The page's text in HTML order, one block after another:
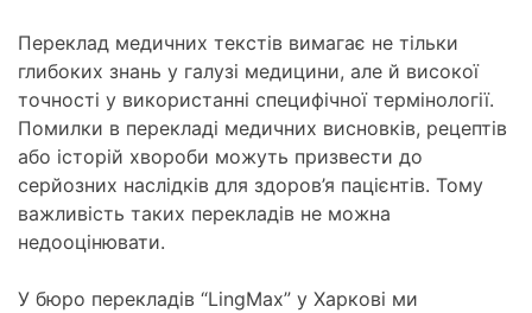
Переклад медичних текстів вимагає не тільки
глибоких знань у галузі медицини, але й високої
точності у використанні специфічної термінології.
Помилки в перекладі медичних висновків, рецептів
або історій хвороби можуть призвести до
серйозних наслідків для здоров’я пацієнтів. Тому
важливість таких перекладів не можна
недооцінювати.
У бюро перекладів “LingMax” у Харкові ми